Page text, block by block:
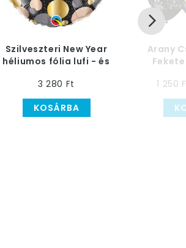
Szilveszteri New Year
héliumos fólia lufi - és
gyerekjáték
3 280 Ft
KOSÁRBA
Arany
1 250